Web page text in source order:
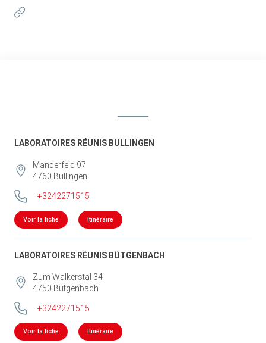
LABORATOIRES RÉUNIS BULLINGEN
Manderfeld 97
4760 Bullingen
+3242271515
Voir la fiche Itinéraire
LABORATOIRES RÉUNIS BÜTGENBACH
Zum Walkerstal 34
4750 Bütgenbach
+3242271515
Voir la fiche Itinéraire